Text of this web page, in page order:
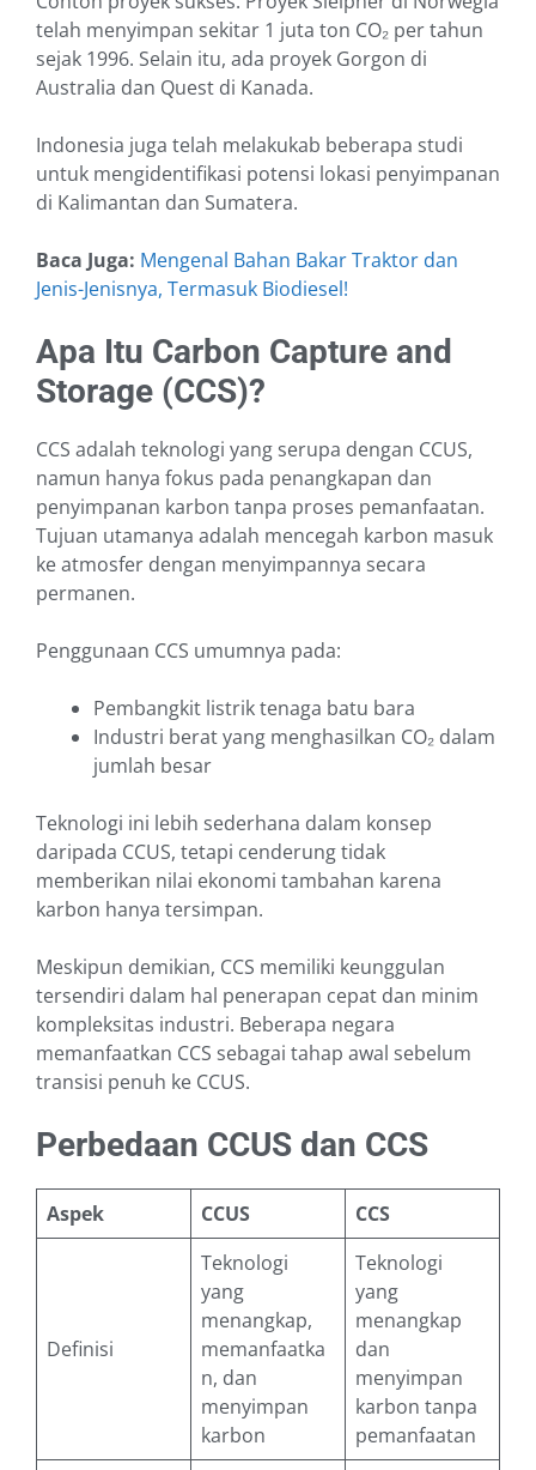
telah menyimpan sekitar 1 juta ton CO₂ per tahun
sejak 1996. Selain itu, ada proyek Gorgon di
Australia dan Quest di Kanada.
Indonesia juga telah melakukab beberapa studi
untuk mengidentifikasi potensi lokasi penyimpanan
di Kalimantan dan Sumatera.
Baca Juga: Mengenal Bahan Bakar Traktor dan
Jenis-Jenisnya, Termasuk Biodiesel!
Apa Itu Carbon Capture and
Storage (CCS)?
CCS adalah teknologi yang serupa dengan CCUS,
namun hanya fokus pada penangkapan dan
penyimpanan karbon tanpa proses pemanfaatan.
Tujuan utamanya adalah mencegah karbon masuk
ke atmosfer dengan menyimpannya secara
permanen.
Penggunaan CCS umumnya pada:
Pembangkit listrik tenaga batu bara
Industri berat yang menghasilkan CO₂ dalam
jumlah besar
Teknologi ini lebih sederhana dalam konsep
daripada CCUS, tetapi cenderung tidak
memberikan nilai ekonomi tambahan karena
karbon hanya tersimpan.
Meskipun demikian, CCS memiliki keunggulan
tersendiri dalam hal penerapan cepat dan minim
kompleksitas industri. Beberapa negara
memanfaatkan CCS sebagai tahap awal sebelum
transisi penuh ke CCUS.
Perbedaan CCUS dan CCS
Aspek CCUS CCS
Definisi
Teknologi
yang
menangkap,
memanfaatka
n, dan
menyimpan
karbon
Teknologi
yang
menangkap
dan
menyimpan
karbon tanpa
pemanfaatan